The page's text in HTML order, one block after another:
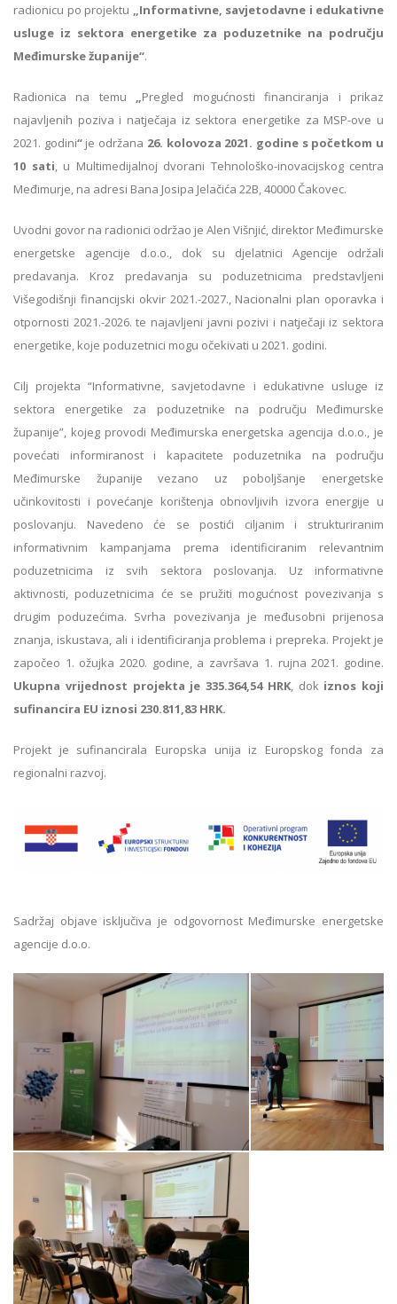
radionicu po projektu „Informativne, savjetodavne i edukativne
usluge iz sektora energetike za poduzetnike na području
Međimurske županije“.
Radionica na temu „Pregled mogućnosti financiranja i prikaz
najavljenih poziva i natječaja iz sektora energetike za MSP-ove u
2021. godini“je održana 26. kolovoza 2021. godine s početkom u
10 sati, u Multimedijalnoj dvorani Tehnološko-inovacijskog centra
Međimurje, na adresi Bana Josipa Jelačića 22B, 40000 Čakovec.
Uvodni govor na radionici održao je Alen Višnjić, direktor Međimurske
energetske agencije d.o.o., dok su djelatnici Agencije održali
predavanja. Kroz predavanja su poduzetnicima predstavljeni
Višegodišnji financijski okvir 2021.-2027., Nacionalni plan oporavka i
otpornosti 2021.-2026. te najavljeni javni pozivi i natječaji iz sektora
energetike, koje poduzetnici mogu očekivati u 2021. godini.
Cilj projekta “Informativne, savjetodavne i edukativne usluge iz
sektora energetike za poduzetnike na području Međimurske
županije”, kojeg provodi Međimurska energetska agencija d.o.o., je
povećati informiranost i kapacitete poduzetnika na području
Međimurske županije vezano uz poboljšanje energetske
učinkovitosti i povećanje korištenja obnovljivih izvora energije u
poslovanju. Navedeno će se postići ciljanim i strukturiranim
informativnim kampanjama prema identificiranim relevantnim
poduzetnicima iz svih sektora poslovanja. Uz informativne
aktivnosti, poduzetnicima će se pružiti mogućnost povezivanja s
drugim poduzećima. Svrha povezivanja je međusobni prijenosa
znanja, iskustava, ali i identificiranja problema i prepreka. Projekt je
započeo 1. ožujka 2020. godine, a završava 1. rujna 2021. godine.
Ukupna vrijednost projekta je 335.364,54 HRK, dok iznos koji
sufinancira EU iznosi 230.811,83 HRK.
Projekt je sufinancirala Europska unija iz Europskog fonda za
regionalni razvoj.
Sadržaj objave isključiva je odgovornost Međimurske energetske
agencije d.o.o.